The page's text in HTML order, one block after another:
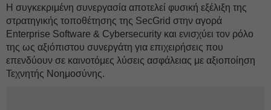
Η συγκεκριμένη συνεργασία αποτελεί φυσική εξέλιξη της
στρατηγικής τοποθέτησης της SecGrid στην αγορά
Enterprise Software & Cybersecurity και ενισχύει τον ρόλο
της ως αξιόπιστου συνεργάτη για επιχειρήσεις που
επενδύουν σε καινοτόμες λύσεις ασφάλειας με αξιοποίηση
Τεχνητής Νοημοσύνης.